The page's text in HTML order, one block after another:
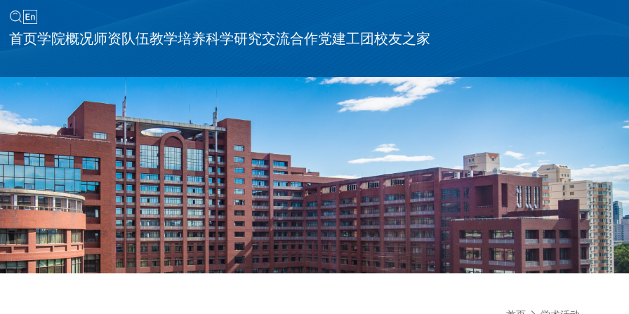
首页学院概况师资队伍教学培养科学研究交流合作党建工团校友之家